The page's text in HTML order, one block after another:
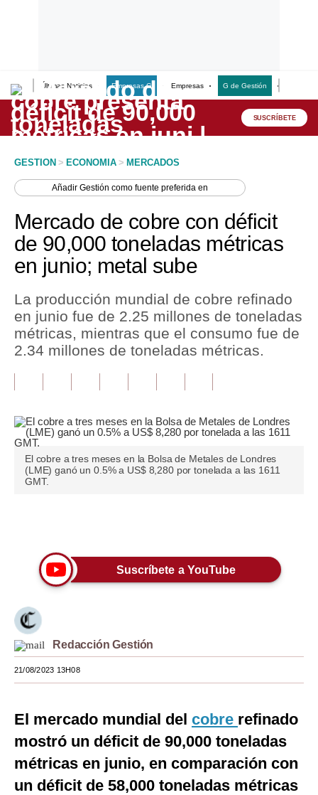
Últimas Noticias Empresas G Empresas G de Gestión
Lo último
Peru Quiosco
Economía
Mercados
Política
Tu Dinero
Finanzas Personales
Plus G
Opinión
Editorial
Tendencias
Viajes
Moda
Estilos
Mundo
EEUU
México
SUSCRÍBETE
GESTION > ECONOMIA > MERCADOS
AñadirGestión como fuente preferida en
Mercado de cobre con déficit
de 90,000 toneladas métricas
en junio; metal sube
La producción mundial de cobre refinado
en junio fue de 2.25 millones de toneladas
métricas, mientras que el consumo fue de
2.34 millones de toneladas métricas.
El cobre a tres meses en la Bolsa de Metales de Londres
(LME) ganó un 0.5% a US$ 8,280 por tonelada a las 1611
GMT.
Suscríbete a YouTube
Redacción Gestión
21/08/2023 13H08
El mercado mundial del cobre refinado
mostró un déficit de 90,000 toneladas
métricas en junio, en comparación con
un déficit de 58,000 toneladas métricas